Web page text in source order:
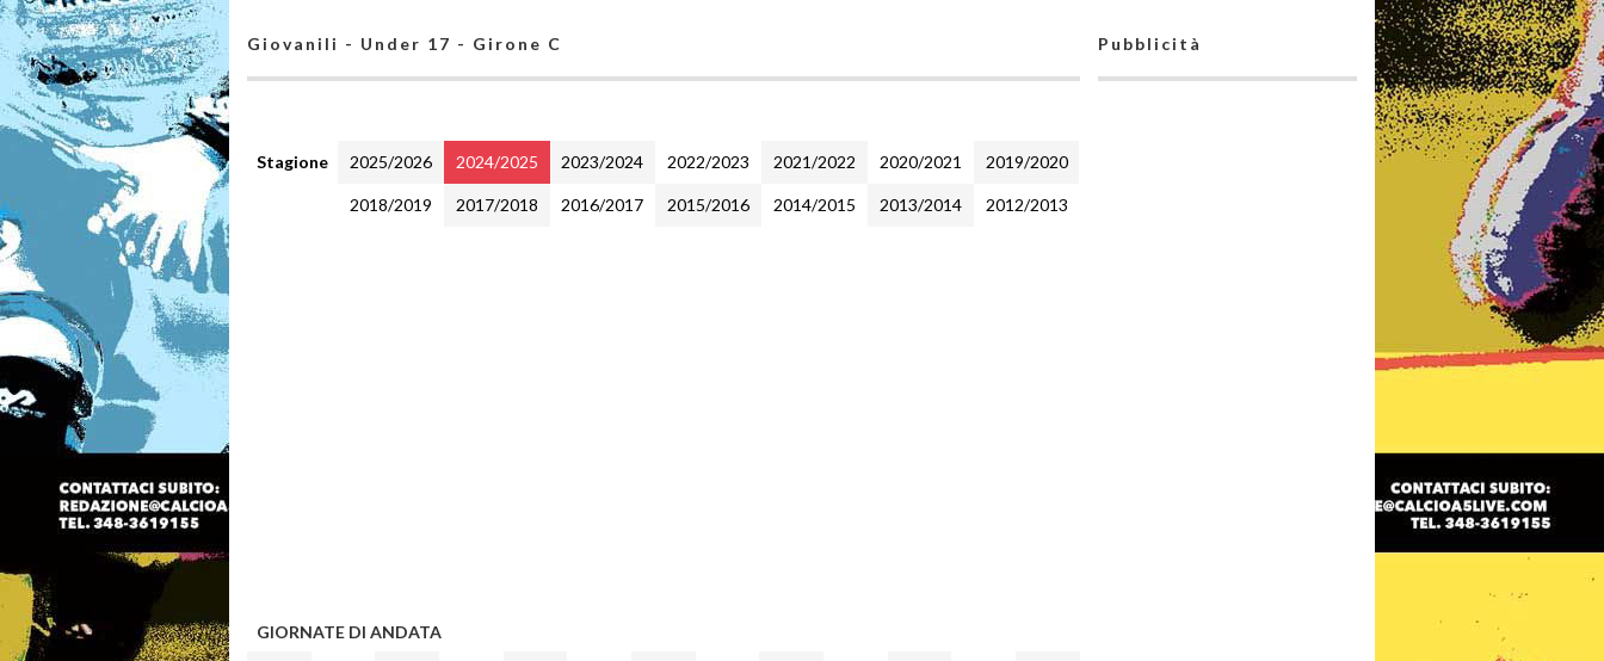
Giovanili - Under 17 - Girone C
Stagione 2025/2026 2024/2025 2023/2024 2022/2023 2021/2022 2020/2021 2019/2020
2018/2019 2017/2018 2016/2017 2015/2016 2014/2015 2013/2014 2012/2013
GIORNATE DI ANDATA
Pubblicità